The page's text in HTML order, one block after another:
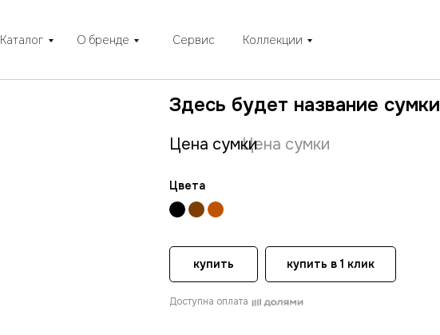
Каталог О бренде Сервис Коллекции
Цена сумки
Цена сумки
Цвета
Здесь будет название сумки
купить купить в 1 клик
Доступна оплата